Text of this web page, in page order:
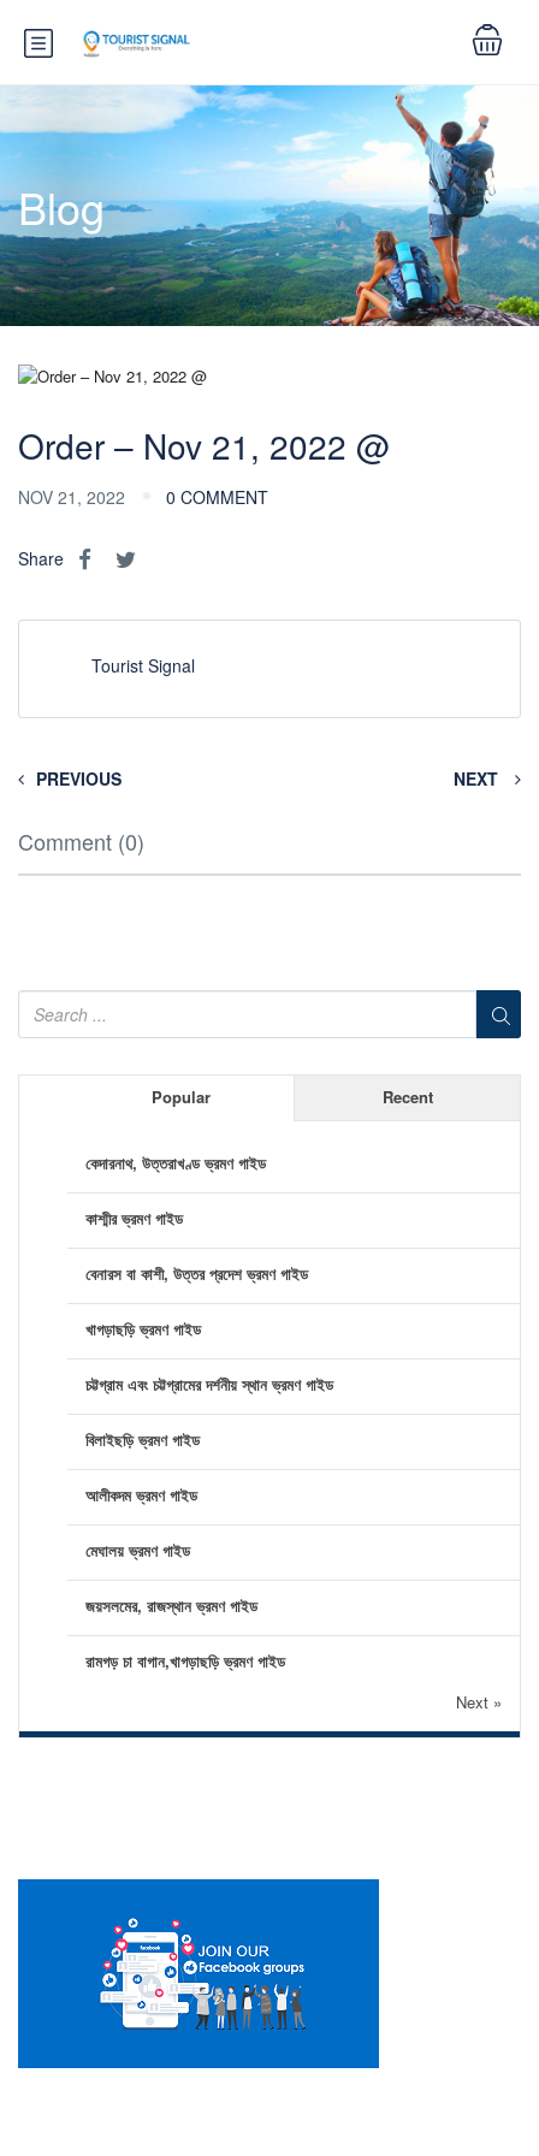
Blog
Order – Nov 21, 2022 @
NOV 21, 2022 0 COMMENT
Share
Tourist Signal
PREVIOUS NEXT
Comment (0)
Popular Recent
কেদারনাথ, উত্তরাখণ্ড ভ্রমণ গাইড
কাশ্মীর ভ্রমণ গাইড
বেনারস বা কাশী, উত্তর প্রদেশ ভ্রমণ গাইড
খাগড়াছড়ি ভ্রমণ গাইড
চট্টগ্রাম এবং চট্টগ্রামের দর্শনীয় স্থান ভ্রমণ গাইড
বিলাইছড়ি ভ্রমণ গাইড
আলীকদম ভ্রমণ গাইড
মেঘালয় ভ্রমণ গাইড
জয়সলমের, রাজস্থান ভ্রমণ গাইড
রামগড় চা বাগান,খাগড়াছড়ি ভ্রমণ গাইড
Next »